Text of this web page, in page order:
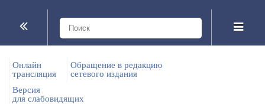
Онлайн
трансляция
Обращение в редакцию
сетевого издания
Версия
для слабовидящих